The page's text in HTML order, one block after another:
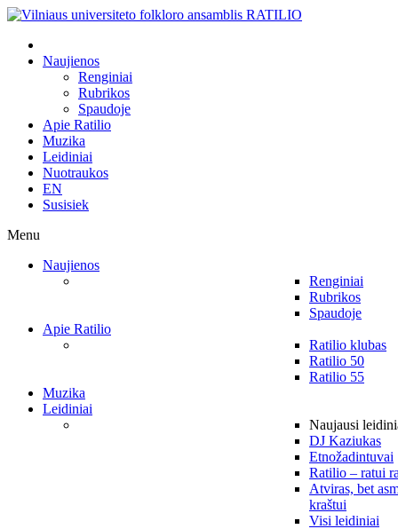
Naujienos
Renginiai
Rubrikos
Spaudoje
Apie Ratilio
Muzika
Leidiniai
Nuotraukos
EN
Susisiek
Menu
Naujienos
Renginiai
Rubrikos
Spaudoje
Apie Ratilio
Ratilio klubas
Ratilio 50
Ratilio 55
Muzika
Leidiniai
Naujausi
DJ Kaziukas
Etnožadintuvai
Ratilio – ratui
Atviras, bet
kraštui
Visi leidiniai